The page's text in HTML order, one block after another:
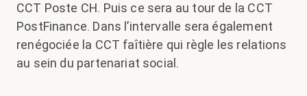
CCT Poste CH. Puis ce sera au tour de la CCT
PostFinance. Dans l’intervalle sera également
renégociée la CCT faîtière qui règle les relations
au sein du partenariat social.